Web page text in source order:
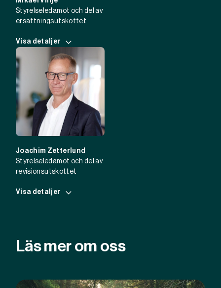
Styrelseledamot och del av
ersättningsutskottet
Visa detaljer
Joachim Zetterlund
Styrelseledamot och del av
revisionsutskottet
Visa detaljer
Läs mer om oss